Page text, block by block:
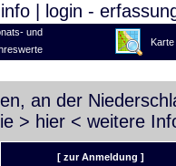
info login -
und
Karte
an der
> hier < weitere
[ zur Anmeldung ]